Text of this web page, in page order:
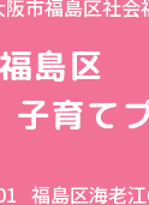
市福島区社会
福島区
子育て
福島区海老